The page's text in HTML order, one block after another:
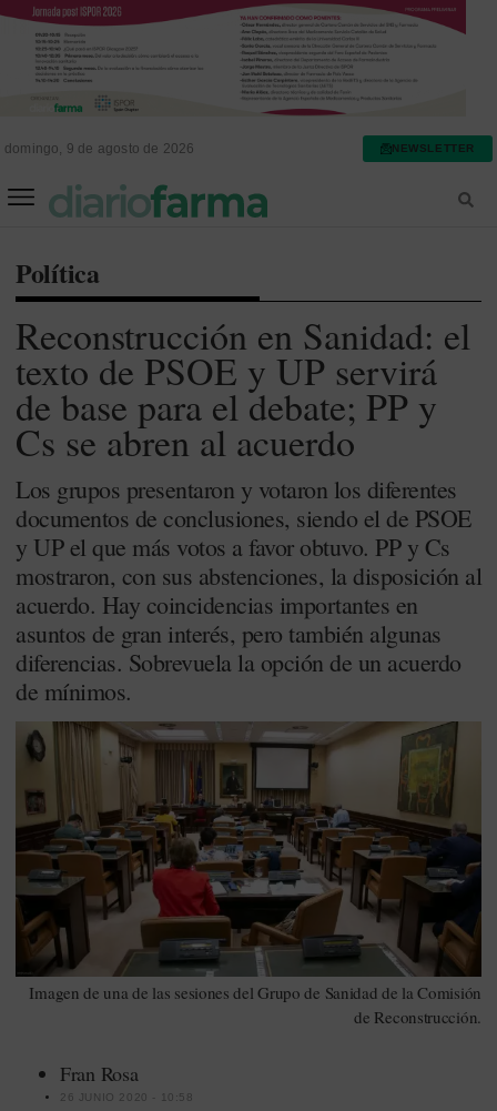
domingo, 9 de agosto de 2026 NEWSLETTER
Política
Reconstrucción en Sanidad: el
texto de PSOE y UP servirá
de base para el debate; PP y
Cs se abren al acuerdo
Los grupos presentaron y votaron los diferentes
documentos de conclusiones, siendo el de PSOE
y UP el que más votos a favor obtuvo. PP y Cs
mostraron, con sus abstenciones, la disposición al
acuerdo. Hay coincidencias importantes en
asuntos de gran interés, pero también algunas
diferencias. Sobrevuela la opción de un acuerdo
de mínimos.
Imagen de una de las sesiones del Grupo de Sanidad de la Comisión
de Reconstrucción.
Fran Rosa
26 JUNIO 2020 - 10:58